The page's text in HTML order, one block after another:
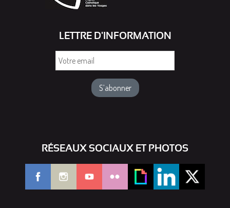
LETTRE D'INFORMATION
RÉSEAUX SOCIAUX ET PHOTOS